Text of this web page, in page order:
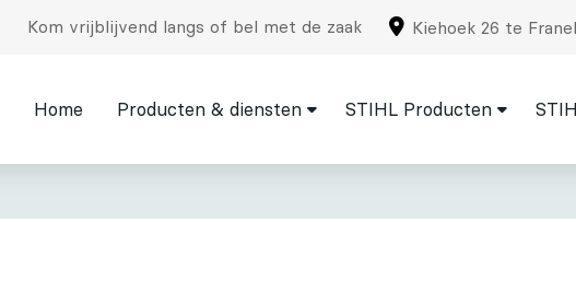
Kom vrijblijvend langs of bel met de zaak Kiehoek 26 te
Home Producten & diensten STIHL Producten